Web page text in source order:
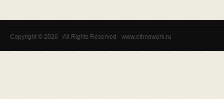
Copyright © 2026 - All Rights Reserved - www.ethnowork.ru